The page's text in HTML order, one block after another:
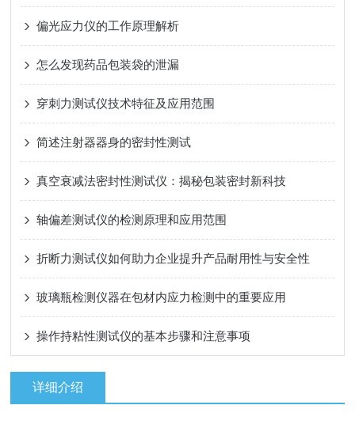
偏光应力仪的工作原理解析
怎么发现药品包装袋的泄漏
穿刺力测试仪技术特征及应用范围
简述注射器器身的密封性测试
真空衰减法密封性测试仪：揭秘包装密封新科技
轴偏差测试仪的检测原理和应用范围
折断力测试仪如何助力企业提升产品耐用性与安全性
玻璃瓶检测仪器在包材内应力检测中的重要应用
操作持粘性测试仪的基本步骤和注意事项
详细介绍